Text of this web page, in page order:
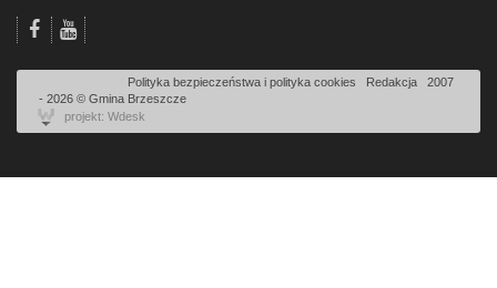
Polityka bezpieczeństwa i polityka cookies Redakcja
2007
- 2026 © Gmina Brzeszcze
projekt: Wdesk